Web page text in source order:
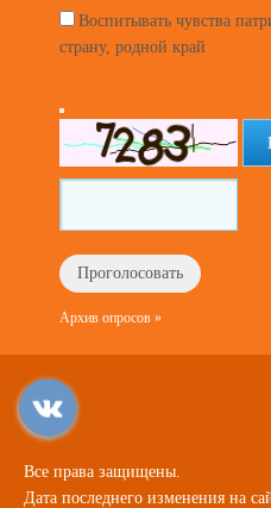
Воспитывать чувства
страну, родной край
Архив опросов »
Все права защищены.
Дата последнего изменения на